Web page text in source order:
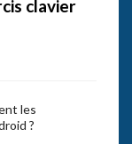
clavier
les
?